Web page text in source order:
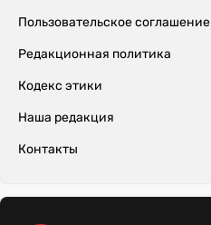
Пользовательское соглашение
Редакционная политика
Кодекс этики
Наша редакция
Контакты